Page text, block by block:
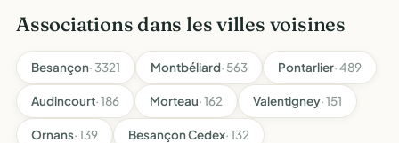
Associations dans les villes voisines
Besançon· 3321 Montbéliard· 563 Pontarlier· 489
Audincourt· 186 Morteau· 162 Valentigney· 151
Ornans· 139 Besançon Cedex· 132